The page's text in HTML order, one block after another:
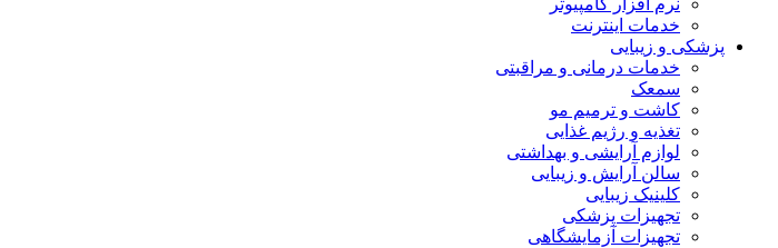
نرم افزار کامپیوتر
خدمات اینترنت
پزشکی و زیبایی
خدمات درمانی و مراقبتی
سمعک
کاشت و ترمیم مو
تغذیه و رژیم غذایی
لوازم آرایشی و بهداشتی
سالن آرایش و زیبایی
کلینیک زیبایی
تجهیزات پزشکی
تجهیزات آزمایشگاهی